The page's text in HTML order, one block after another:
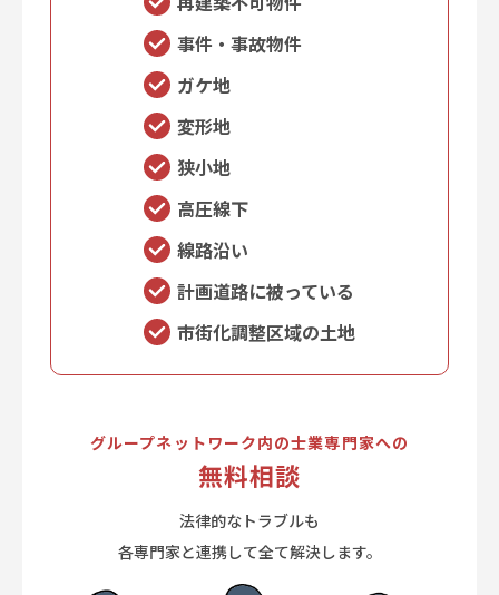
事件・事故物件
ガケ地
変形地
狭小地
高圧線下
線路沿い
計画道路に被っている
市街化調整区域の土地
グループネットワーク内の士業専門家への
無料相談
法律的なトラブルも
各専門家と連携して全て解決します。